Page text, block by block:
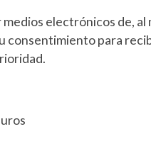
electrónicos de, al
consentimiento para